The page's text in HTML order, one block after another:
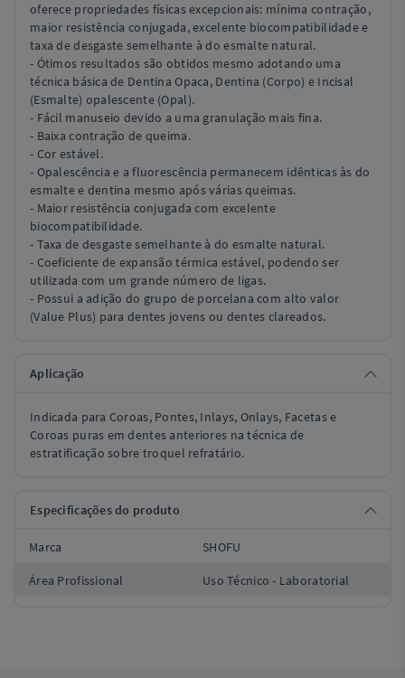
oferece propriedades físicas excepcionais: mínima contração,
maior resistência conjugada, excelente biocompatibilidade e
taxa de desgaste semelhante à do esmalte natural.
- Ótimos resultados são obtidos mesmo adotando uma
técnica básica de Dentina Opaca, Dentina (Corpo) e Incisal
(Esmalte) opalescente (Opal).
- Fácil manuseio devido a uma granulação mais fina.
- Baixa contração de queima.
- Cor estável.
- Opalescência e a fluorescência permanecem idênticas às do
esmalte e dentina mesmo após várias queimas.
- Maior resistência conjugada com excelente
biocompatibilidade.
- Taxa de desgaste semelhante à do esmalte natural.
- Coeficiente de expansão térmica estável, podendo ser
utilizada com um grande número de ligas.
- Possui a adição do grupo de porcelana com alto valor
(Value Plus) para dentes jovens ou dentes clareados.
Aplicação
Indicada para Coroas, Pontes, Inlays, Onlays, Facetas e
Coroas puras em dentes anteriores na técnica de
estratificação sobre troquel refratário.
Especificações do produto
Marca SHOFU
Área Profissional Uso Técnico - Laboratorial